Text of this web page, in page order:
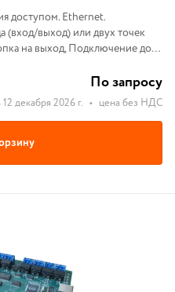
доступом. Ethernet.
(вход/выход) или двух точек
на выход, Подключение до
По запросу
декабря 2026 г. • цена без НДС